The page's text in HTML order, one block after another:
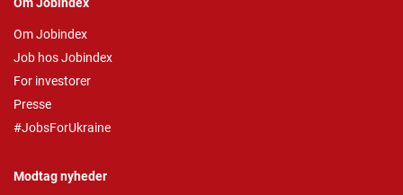
Om Jobindex
Job hos Jobindex
For investorer
Presse
#JobsForUkraine
Modtag nyheder